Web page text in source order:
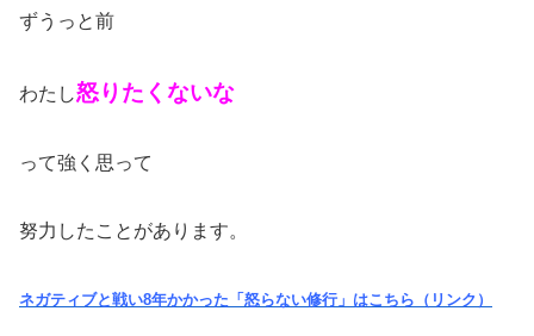
ずうっと前
わたし怒りたくないな
って強く思って
努力したことがあります。
ネガティブと戦い8年かかった「怒らない修行」はこちら（リンク）